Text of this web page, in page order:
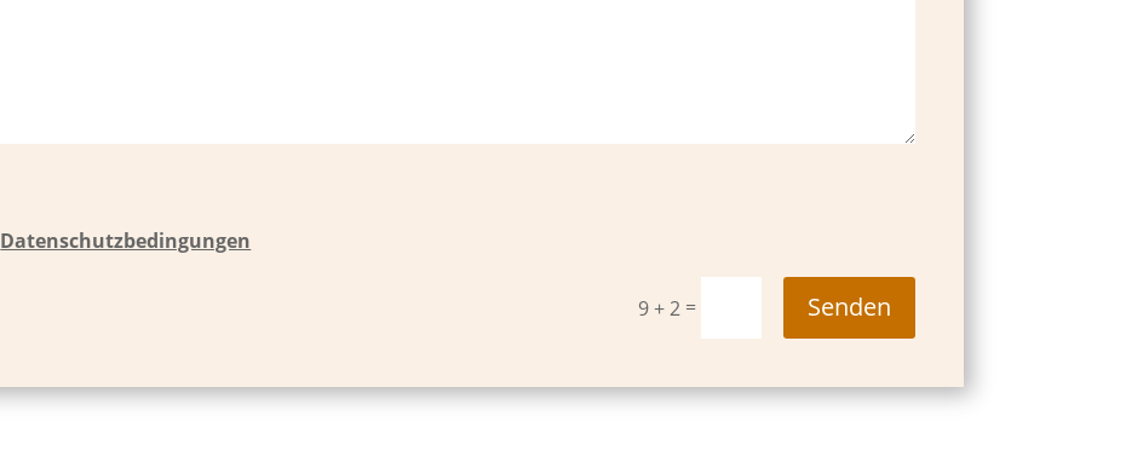
Datenschutzbedingungen
9 + 2 = Senden